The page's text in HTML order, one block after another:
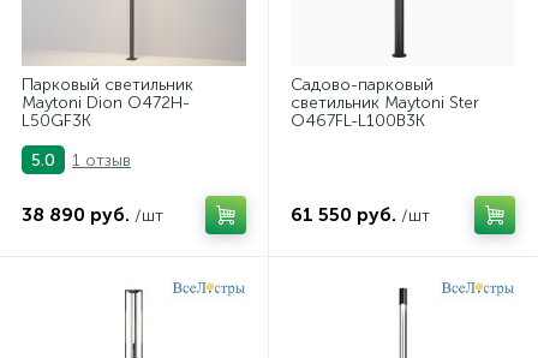
Парковый светильник
Maytoni Dion O472H-
L50GF3K
5.0
1 отзыв
38 890 руб. /шт
Садово-парковый
светильник Maytoni Ster
O467FL-L100B3K
61 550 руб. /шт